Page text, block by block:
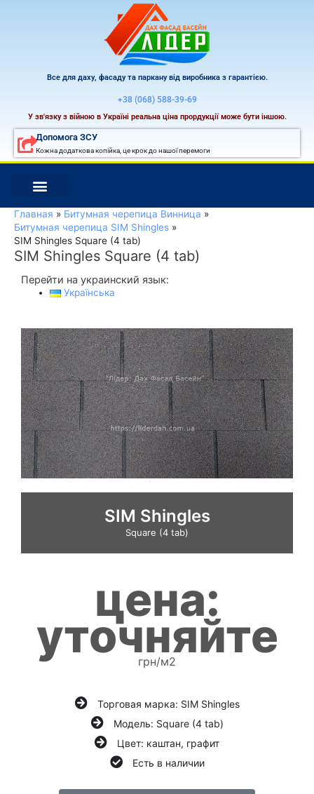
Все для даху, фасаду та паркану від виробника з гарантією.
+38 (068) 588-39-69
У зв'язку з війною в Україні реальна ціна прордукції може бути іншою.
Допомога ЗСУ
Кожна додаткова копійка, це крок до нашої перемоги
Главная
Битумная черепица Винница
Битумная черепица SIM Shingles
SIM Shingles Square (4 tab)
SIM Shingles Square (4 tab)
Перейти на украинский язык:
Українська
SIM Shingles
Square (4 tab)
цена:
уточняйте
грн/м2
Торговая марка: SIM Shingles
Модель: Square (4 tab)
Цвет: каштан, графит
Есть в наличии